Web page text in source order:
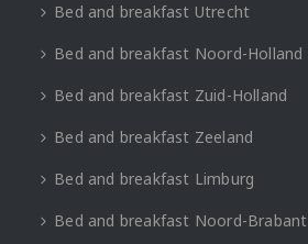
Bed and breakfast Utrecht
Bed and breakfast Noord-Holland
Bed and breakfast Zuid-Holland
Bed and breakfast Zeeland
Bed and breakfast Limburg
Bed and breakfast Noord-Brabant